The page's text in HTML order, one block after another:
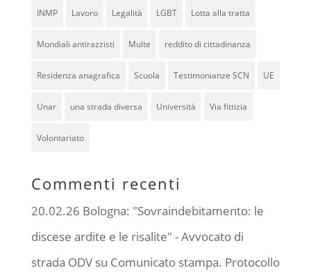
INMP Lavoro Legalità LGBT Lotta alla tratta
Mondiali antirazzisti Multe reddito di cittadinanza
Residenza anagrafica Scuola Testimonianze SCN UE
Unar una strada diversa Università Via fittizia
Volontariato
Commenti recenti
20.02.26 Bologna: "Sovraindebitamento: le
discese ardite e le risalite" - Avvocato di
strada ODVsu Comunicato stampa. Protocollo